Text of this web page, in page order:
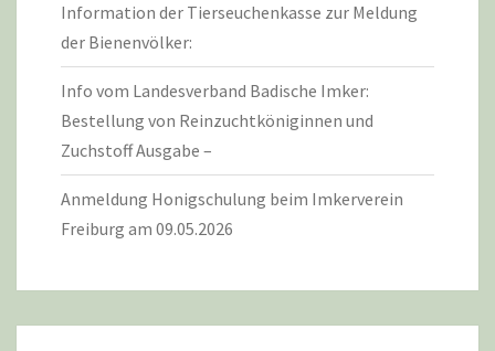
Information der Tierseuchenkasse zur Meldung
der Bienenvölker:
Info vom Landesverband Badische Imker:
Bestellung von Reinzuchtköniginnen und
Zuchstoff Ausgabe –
Anmeldung Honigschulung beim Imkerverein
Freiburg am 09.05.2026